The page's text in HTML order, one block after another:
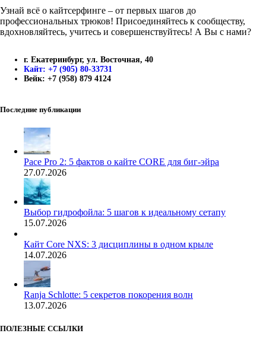
Узнай всё о кайтсерфинге – от первых шагов до
профессиональных трюков! Присоединяйтесь к сообществу,
вдохновляйтесь, учитесь и совершенствуйтесь! А Вы с нами?
г. Екатеринбург, ул. Восточная, 40
Кайт: +7 (905) 80-33731
Вейк: +7 (958) 879 4124
Последние публикации
Pace Pro 2: 5 фактов о кайте CORE для биг-эйра
27.07.2026
Выбор гидрофойла: 5 шагов к идеальному сетапу
15.07.2026
Кайт Core NXS: 3 дисциплины в одном крыле
14.07.2026
Ranja Schlotte: 5 секретов покорения волн
13.07.2026
ПОЛЕЗНЫЕ ССЫЛКИ